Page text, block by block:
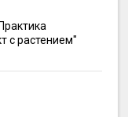
с растением"